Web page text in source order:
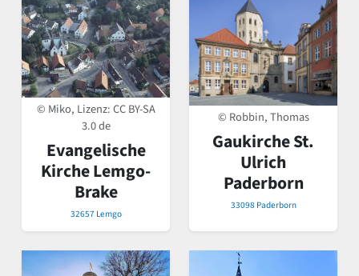
© Miko, Lizenz:CC BY-SA
3.0 de
Evangelische
Kirche Lemgo-
Brake
32657 Lemgo
© Robbin, Thomas
Gaukirche St.
Ulrich
Paderborn
33098 Paderborn